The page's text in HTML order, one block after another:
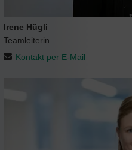
Irene Hügli
Teamleiterin
Kontakt per E-Mail